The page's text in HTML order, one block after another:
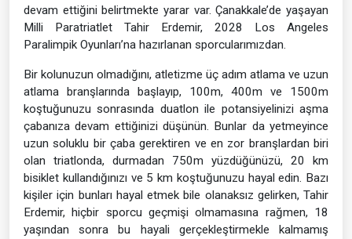
devam ettiğini belirtmekte yarar var. Çanakkale’de yaşayan
Milli Paratriatlet Tahir Erdemir, 2028 Los Angeles
Paralimpik Oyunları’na hazırlanan sporcularımızdan.
Bir kolunuzun olmadığını, atletizme üç adım atlama ve uzun
atlama branşlarında başlayıp, 100m, 400m ve 1500m
koştuğunuzu sonrasında duatlon ile potansiyelinizi aşma
çabanıza devam ettiğinizi düşünün. Bunlar da yetmeyince
uzun soluklu bir çaba gerektiren ve en zor branşlardan biri
olan triatlonda, durmadan 750m yüzdüğünüzü, 20 km
bisiklet kullandığınızı ve 5 km koştuğunuzu hayal edin. Bazı
kişiler için bunları hayal etmek bile olanaksız gelirken, Tahir
Erdemir, hiçbir sporcu geçmişi olmamasına rağmen, 18
yaşından sonra bu hayali gerçekleştirmekle kalmamış